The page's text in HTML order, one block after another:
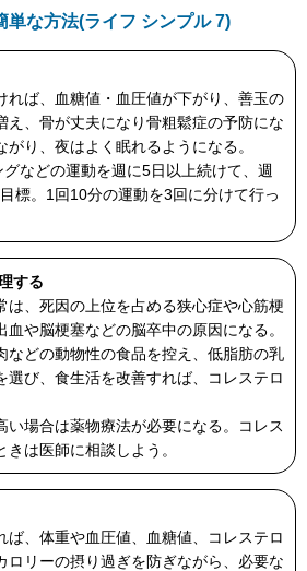
単な方法(ライフ シンプル 7)
ば、血糖値・血圧値が下がり、善玉の
え、骨が丈夫になり骨粗鬆症の予防にな
り、夜はよく眠れるようになる。
などの運動を週に5日以上続けて、週
標。1回10分の運動を3回に分けて行っ
する
、死因の上位を占める狭心症や心筋梗
や脳梗塞などの脳卒中の原因になる。
などの動物性の食品を控え、低脂肪の乳
選び、食生活を改善すれば、コレステロ
場合は薬物療法が必要になる。コレス
は医師に相談しよう。
、体重や血圧値、血糖値、コレステロ
ロリーの摂り過ぎを防ぎながら、必要な